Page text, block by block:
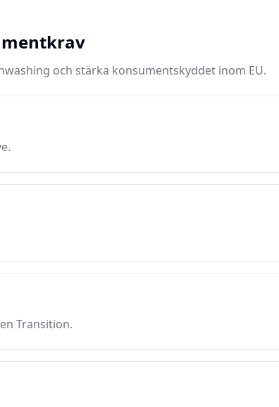
och stärka konsumentskyddet inom EU.
Transition.